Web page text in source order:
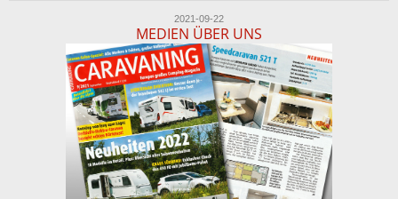
2021-09-22
MEDIEN ÜBER UNS